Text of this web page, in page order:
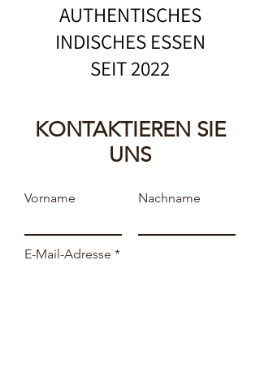
AUTHENTISCHES
INDISCHES ESSEN
SEIT 2022
KONTAKTIEREN SIE
UNS
Vorname Nachname
E-Mail-Adresse